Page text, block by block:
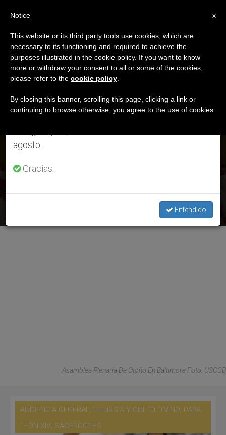
DÍA
Mayo 27th, 2026
ÚLTIMAS NOTICIAS
Secretaría de Protección de la Infancia y la Juventud de la
Conferencia de Obispos Católicos de EE. UU. publica su
MAY 27, 2026 01:50
Asamblea Plenaria De Otoño En Baltimore Foto: USCCB
AUDIENCIA GENERAL, LITURGIA Y CULTO DIVINO, PAPA
LEÓN XIV, SACERDOTES
×
Aviso importante
Del 27 de julio al 7 de agosto haremos la pausa
anual, aprovechando que en el periodo de verano
se generan menos informaciones y también el
agosto.
Gracias.
Entendido
x
Notice
This website or its third party tools use cookies, which are
necessary to its functioning and required to achieve the
purposes illustrated in the cookie policy. If you want to know
more or withdraw your consent to all or some of the cookies,
please refer to the cookie policy
By closing this banner, scrolling this page, clicking a link or
continuing to browse otherwise, you agree to the use of cookies.